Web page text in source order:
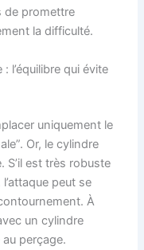
de promettre
la difficulté.
l’équilibre qui évite
uniquement le
Or, le cylindre
S’il est très robuste
peut se
À
un cylindre
perçage.